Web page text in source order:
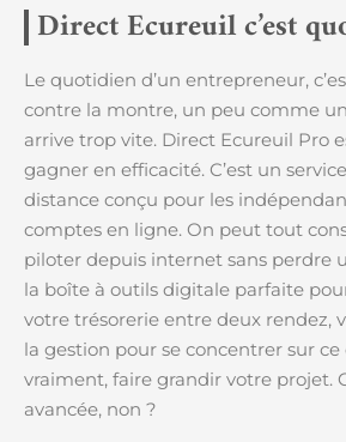
Direct Ecureuil c’est
Le quotidien d’un entrepreneur,
contre la montre, un peu comme
arrive trop vite. Direct Ecureuil Pro
gagner en efficacité. C’est un
distance conçu pour les
comptes en ligne. On peut tout
piloter depuis internet sans perdre
la boîte à outils digitale parfaite
votre trésorerie entre deux rendez,
la gestion pour se concentrer sur ce
vraiment, faire grandir votre projet.
avancée, non ?